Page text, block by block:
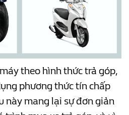
theo hình thức trả góp,
phương thức tín chấp
này mang lại sự đơn giản